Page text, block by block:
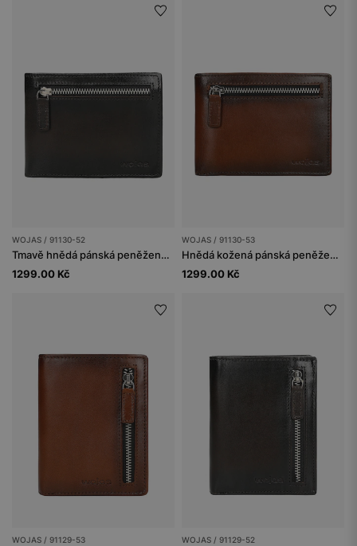
WOJAS / 91130-52
Tmavě hnědá pánská peněženka z pravé kůže
1299.00 Kč
WOJAS / 91130-53
Hnědá kožená pánská peněženka s připálenými okraji
1299.00 Kč
WOJAS / 91129-53 WOJAS / 91129-52